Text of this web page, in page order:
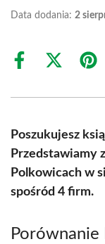
Data dodania: 2
Share
Share
(Twitter)
Poszukujesz
Przedstawiamy
Polkowicach w
spośród 4 firm.